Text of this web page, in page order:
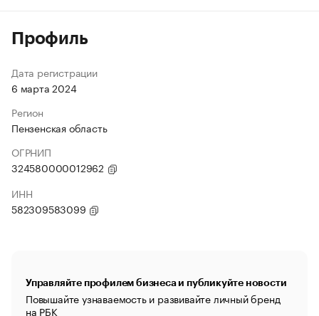
Профиль
Дата регистрации
6 марта 2024
Регион
Пензенская область
ОГРНИП
324580000012962
ИНН
582309583099
Управляйте профилем бизнеса и публикуйте новости
Повышайте узнаваемость и развивайте личный бренд
на РБК